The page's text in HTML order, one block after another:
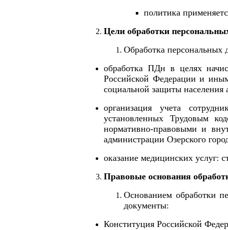
политика
Цели обработки
Обработка персональных
обработка ПДн в целях
Российской Федерации и
социальной защиты населения
организация учета
установленных Трудовым
нормативно-правовыми и
администрации Озерского
оказание медицинских услуг:
Правовые основания
Основанием обработки
документы:
Конституция Российской